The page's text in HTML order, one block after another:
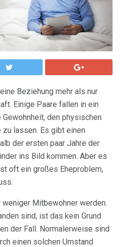
Beziehung mehr als nur
Einige Paare fallen in ein
den physischen
lassen. Es gibt einen
der ersten paar Jahre der
ins Bild kommen. Aber es
oft ein großes Eheproblem,
weniger Mitbewohner werden.
sind, ist das kein Grund
der Fall. Normalerweise sind
einen solchen Umstand